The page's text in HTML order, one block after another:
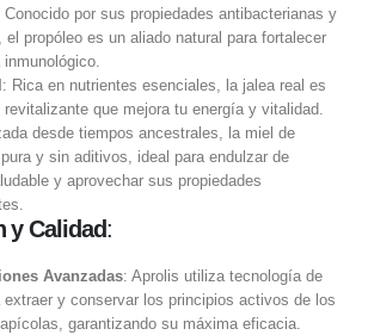
Conocido por sus propiedades antibacterianas y
el propóleo es un aliado natural para fortalecer
: Rica en nutrientes esenciales, la jalea real es
revitalizante que mejora tu energía y vitalidad.
desde tiempos ancestrales, la miel de
y sin aditivos, ideal para endulzar de
y aprovechar sus propiedades
y Calidad:
Avanzadas: Aprolis utiliza tecnología de
extraer y conservar los principios activos de los
garantizando su máxima eficacia.